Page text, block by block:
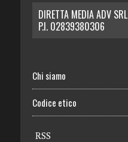
DIRETTA MEDIA ADV SRL
P.I. 02839380306
Chi siamo
Codice etico
RSS